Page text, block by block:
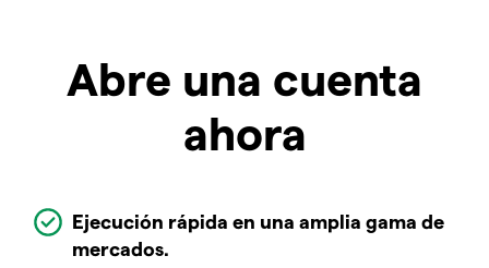
Abre una cuenta
ahora
Ejecución rápida en una amplia gama de
mercados.